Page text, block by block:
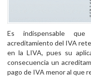
Es indispensable
acreditamiento del IVA
en la LIVA, pues su
consecuencia un
pago de IVA menor al que